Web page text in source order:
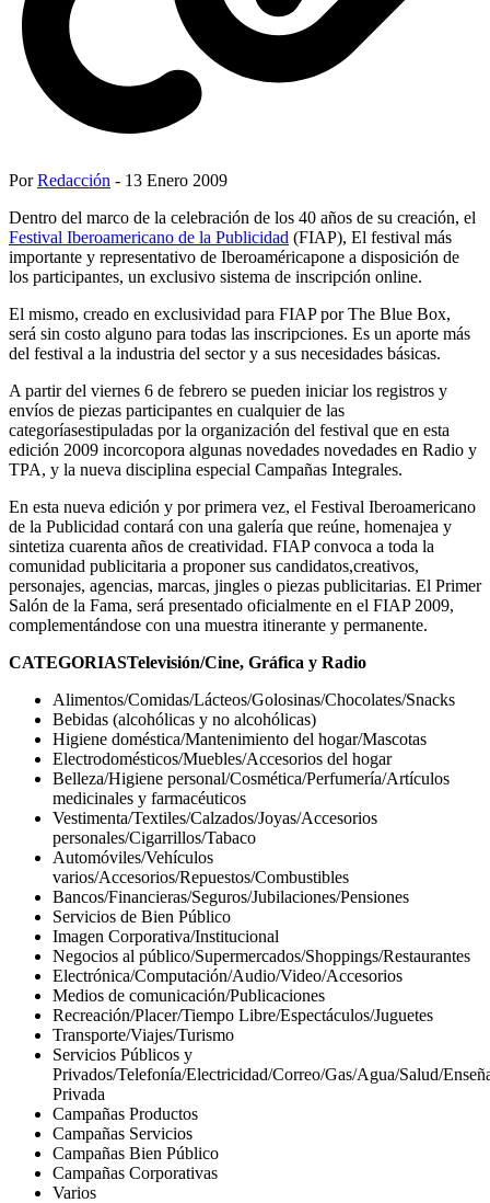
PorRedacción - 13 Enero 2009
Dentro del marco de la celebración de los 40 años de su creación, el
Festival Iberoamericano de la Publicidad (FIAP), El festival más
importante y representativo de Iberoaméricapone a disposición de
los participantes, un exclusivo sistema de inscripción online.
El mismo, creado en exclusividad para FIAP por The Blue Box,
será sin costo alguno para todas las inscripciones. Es un aporte más
del festival a la industria del sector y a sus necesidades básicas.
A partir del viernes 6 de febrero se pueden iniciar los registros y
envíos de piezas participantes en cualquier de las
categoríasestipuladas por la organización del festival que en esta
edición 2009 incorcopora algunas novedades novedades en Radio y
TPA, y la nueva disciplina especial Campañas Integrales.
En esta nueva edición y por primera vez, el Festival Iberoamericano
de la Publicidad contará con una galería que reúne, homenajea y
sintetiza cuarenta años de creatividad. FIAP convoca a toda la
comunidad publicitaria a proponer sus candidatos,creativos,
personajes, agencias, marcas, jingles o piezas publicitarias. El Primer
Salón de la Fama, será presentado oficialmente en el FIAP 2009,
complementándose con una muestra itinerante y permanente.
CATEGORIASTelevisión/Cine, Gráfica y Radio
Alimentos/Comidas/Lácteos/Golosinas/Chocolates/Snacks
Bebidas (alcohólicas y no alcohólicas)
Higiene doméstica/Mantenimiento del hogar/Mascotas
Electrodomésticos/Muebles/Accesorios del hogar
Belleza/Higiene personal/Cosmética/Perfumería/Artículos
medicinales y farmacéuticos
Vestimenta/Textiles/Calzados/Joyas/Accesorios
personales/Cigarrillos/Tabaco
Automóviles/Vehículos
varios/Accesorios/Repuestos/Combustibles
Bancos/Financieras/Seguros/Jubilaciones/Pensiones
Servicios de Bien Público
Imagen Corporativa/Institucional
Negocios al público/Supermercados/Shoppings/Restaurantes
Electrónica/Computación/Audio/Video/Accesorios
Medios de comunicación/Publicaciones
Recreación/Placer/Tiempo Libre/Espectáculos/Juguetes
Transporte/Viajes/Turismo
Servicios Públicos y
Privados/Telefonía/Electricidad/Correo/Gas/Agua/Salud/
Privada
Campañas Productos
Campañas Servicios
Campañas Bien Público
Campañas Corporativas
Varios